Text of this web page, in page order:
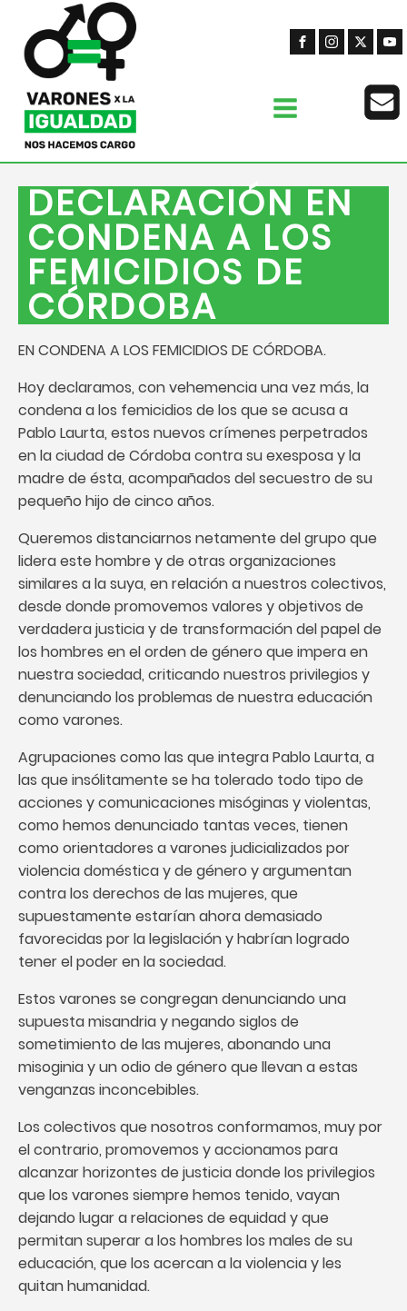
DECLARACIÓN EN
CONDENA A LOS
FEMICIDIOS DE
CÓRDOBA
EN CONDENA A LOS FEMICIDIOS DE CÓRDOBA.
Hoy declaramos, con vehemencia una vez más, la
condena a los femicidios de los que se acusa a
Pablo Laurta, estos nuevos crímenes perpetrados
en la ciudad de Córdoba contra su exesposa y la
madre de ésta, acompañados del secuestro de su
pequeño hijo de cinco años.
Queremos distanciarnos netamente del grupo que
lidera este hombre y de otras organizaciones
similares a la suya, en relación a nuestros colectivos,
desde donde promovemos valores y objetivos de
verdadera justicia y de transformación del papel de
los hombres en el orden de género que impera en
nuestra sociedad, criticando nuestros privilegios y
denunciando los problemas de nuestra educación
como varones.
Agrupaciones como las que integra Pablo Laurta, a
las que insólitamente se ha tolerado todo tipo de
acciones y comunicaciones misóginas y violentas,
como hemos denunciado tantas veces, tienen
como orientadores a varones judicializados por
violencia doméstica y de género y argumentan
contra los derechos de las mujeres, que
supuestamente estarían ahora demasiado
favorecidas por la legislación y habrían logrado
tener el poder en la sociedad.
Estos varones se congregan denunciando una
supuesta misandria y negando siglos de
sometimiento de las mujeres, abonando una
misoginia y un odio de género que llevan a estas
venganzas inconcebibles.
Los colectivos que nosotros conformamos, muy por
el contrario, promovemos y accionamos para
alcanzar horizontes de justicia donde los privilegios
que los varones siempre hemos tenido, vayan
dejando lugar a relaciones de equidad y que
permitan superar a los hombres los males de su
educación, que los acercan a la violencia y les
quitan humanidad.